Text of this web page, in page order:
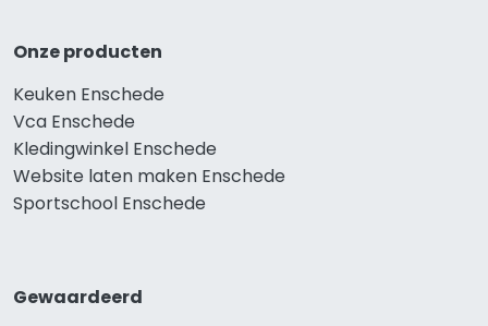
Onze producten
Keuken Enschede
Vca Enschede
Kledingwinkel Enschede
Website laten maken Enschede
Sportschool Enschede
Gewaardeerd